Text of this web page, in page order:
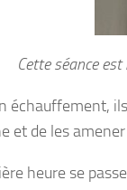
Cette séance
échauffement,
et de les
heure se